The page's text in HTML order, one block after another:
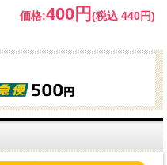
価格:400円 (税込 440円)